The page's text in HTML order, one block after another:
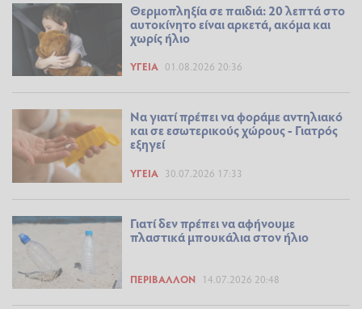
Θερμοπληξία σε παιδιά: 20 λεπτά στο
αυτοκίνητο είναι αρκετά, ακόμα και
χωρίς ήλιο
ΥΓΕΊΑ 01.08.2026 20:36
Να γιατί πρέπει να φοράμε αντηλιακό
και σε εσωτερικούς χώρους - Γιατρός
εξηγεί
ΥΓΕΊΑ 30.07.2026 17:33
Γιατί δεν πρέπει να αφήνουμε
πλαστικά μπουκάλια στον ήλιο
ΠΕΡΙΒΆΛΛΟΝ 14.07.2026 20:48